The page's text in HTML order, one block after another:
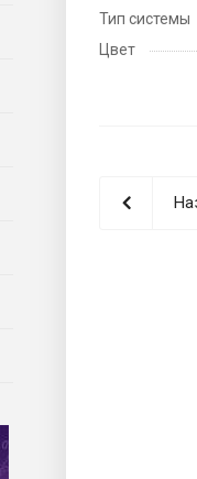
Тип системы
Цвет